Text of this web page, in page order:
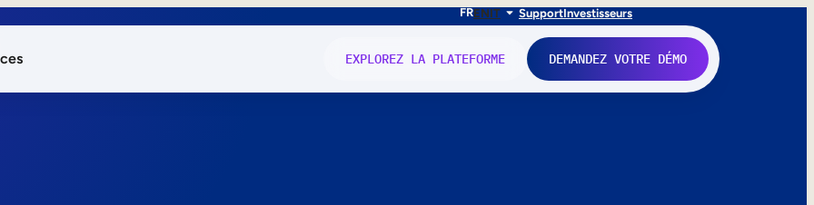
FRENIT SupportInvestisseurs
EXPLOREZ LA PLATEFORME DEMANDEZ VOTRE DÉMO